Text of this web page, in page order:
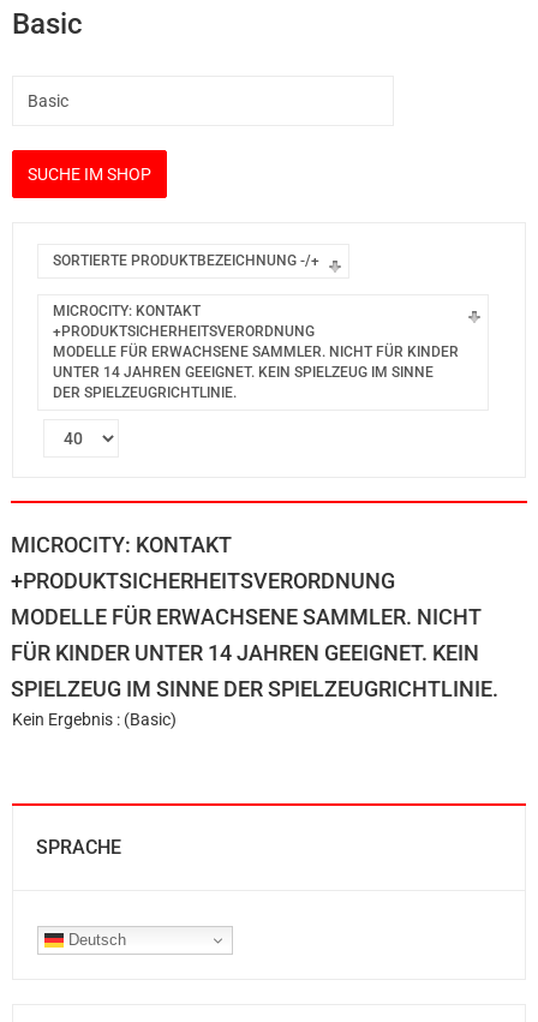
Basic
SORTIERTE PRODUKTBEZEICHNUNG -/+
MICROCITY: KONTAKT
+PRODUKTSICHERHEITSVERORDNUNG
MODELLE FÜR ERWACHSENE SAMMLER. NICHT FÜR KINDER
UNTER 14 JAHREN GEEIGNET. KEIN SPIELZEUG IM SINNE
DER SPIELZEUGRICHTLINIE.
MICROCITY: KONTAKT
+PRODUKTSICHERHEITSVERORDNUNG
MODELLE FÜR ERWACHSENE SAMMLER. NICHT
FÜR KINDER UNTER 14 JAHREN GEEIGNET. KEIN
SPIELZEUG IM SINNE DER SPIELZEUGRICHTLINIE.
Kein Ergebnis : (Basic)
SPRACHE
Deutsch